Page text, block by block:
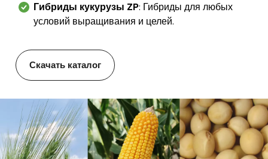
Гибриды кукурузы ZP: Гибриды для любых
условий выращивания и целей.
Скачать каталог